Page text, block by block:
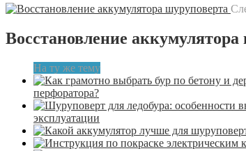
Восстановление аккумулятора
На ту же тему
перфоратора?
эксплуатации